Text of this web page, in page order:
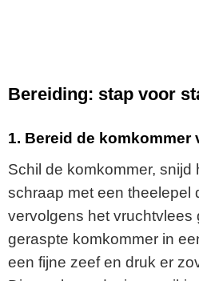
Bereiding: stap voor
1. Bereid de komkommer
Schil de komkommer, snijd
schraap met een theelepel
vervolgens het vruchtvlees
geraspte komkommer in
een fijne zeef en druk er